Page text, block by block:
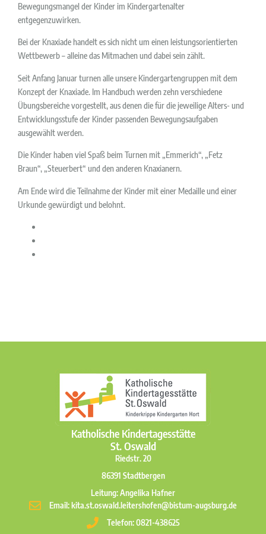
Bewegungsmangel der Kinder im Kindergartenalter
entgegenzuwirken.
Bei der Knaxiade handelt es sich nicht um einen leistungsorientierten
Wettbewerb – alleine das Mitmachen und dabei sein zählt.
Seit Anfang Januar turnen alle unsere Kindergartengruppen mit dem
Konzept der Knaxiade. Im Handbuch werden zehn verschiedene
Übungsbereiche vorgestellt, aus denen die für die jeweilige Alters- und
Entwicklungsstufe der Kinder passenden Bewegungsaufgaben
ausgewählt werden.
Die Kinder haben viel Spaß beim Turnen mit „Emmerich“, „Fetz
Braun“, „Steuerbert“ und den anderen Knaxianern.
Am Ende wird die Teilnahme der Kinder mit einer Medaille und einer
Urkunde gewürdigt und belohnt.
Katholische Kindertagesstätte
St. Oswald
Riedstr. 20
86391 Stadtbergen
Leitung: Angelika Hafner
Email: kita.st.oswald.leitershofen@bistum-augsburg.de
Telefon: 0821-438625